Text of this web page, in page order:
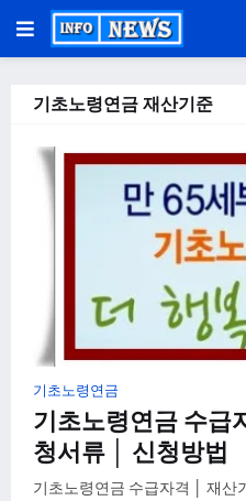
기초노령연금 재산기준
기초노령연금
기초노령연금 수급
청서류 │ 신청방법
기초노령연금 수급자격 │ 재산